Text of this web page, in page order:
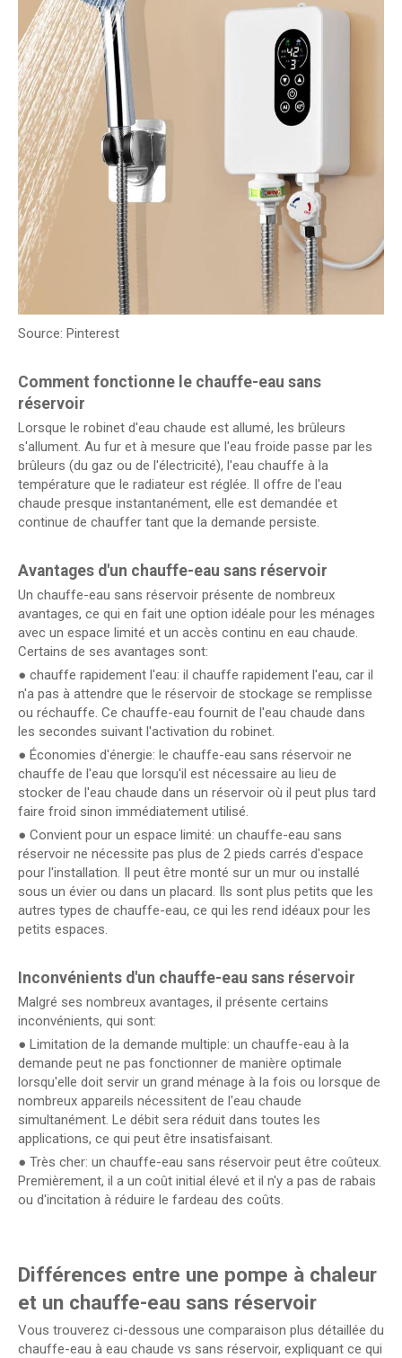
Source: Pinterest
Comment fonctionne le chauffe-eau sans
réservoir
Lorsque le robinet d'eau chaude est allumé, les brûleurs
s'allument. Au fur et à mesure que l'eau froide passe par les
brûleurs (du gaz ou de l'électricité), l'eau chauffe à la
température que le radiateur est réglée. Il offre de l'eau
chaude presque instantanément, elle est demandée et
continue de chauffer tant que la demande persiste.
Avantages d'un chauffe-eau sans réservoir
Un chauffe-eau sans réservoir présente de nombreux
avantages, ce qui en fait une option idéale pour les ménages
avec un espace limité et un accès continu en eau chaude.
Certains de ses avantages sont:
● chauffe rapidement l'eau: il chauffe rapidement l'eau, car il
n'a pas à attendre que le réservoir de stockage se remplisse
ou réchauffe. Ce chauffe-eau fournit de l'eau chaude dans
les secondes suivant l'activation du robinet.
● Économies d'énergie: le chauffe-eau sans réservoir ne
chauffe de l'eau que lorsqu'il est nécessaire au lieu de
stocker de l'eau chaude dans un réservoir où il peut plus tard
faire froid sinon immédiatement utilisé.
● Convient pour un espace limité: un chauffe-eau sans
réservoir ne nécessite pas plus de 2 pieds carrés d'espace
pour l'installation. Il peut être monté sur un mur ou installé
sous un évier ou dans un placard. Ils sont plus petits que les
autres types de chauffe-eau, ce qui les rend idéaux pour les
petits espaces.
Inconvénients d'un chauffe-eau sans réservoir
Malgré ses nombreux avantages, il présente certains
inconvénients, qui sont:
● Limitation de la demande multiple: un chauffe-eau à la
demande peut ne pas fonctionner de manière optimale
lorsqu'elle doit servir un grand ménage à la fois ou lorsque de
nombreux appareils nécessitent de l'eau chaude
simultanément. Le débit sera réduit dans toutes les
applications, ce qui peut être insatisfaisant.
● Très cher: un chauffe-eau sans réservoir peut être coûteux.
Premièrement, il a un coût initial élevé et il n'y a pas de rabais
ou d'incitation à réduire le fardeau des coûts.
Différences entre une pompe à chaleur
et un chauffe-eau sans réservoir
Vous trouverez ci-dessous une comparaison plus détaillée du
chauffe-eau à eau chaude vs sans réservoir, expliquant ce qui